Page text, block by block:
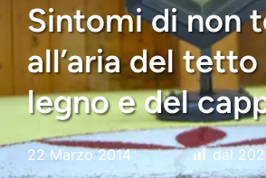
hSintomi di non
all’aria del tetto
legno e del
22 Marzo 2014 dal